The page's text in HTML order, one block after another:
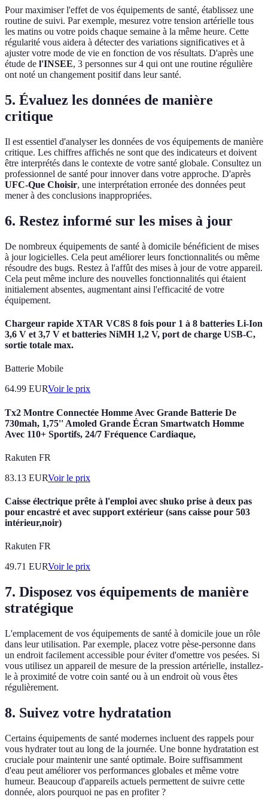
Pour maximiser l'effet de vos équipements de santé, établissez une
routine de suivi. Par exemple, mesurez votre tension artérielle tous
les matins ou votre poids chaque semaine à la même heure. Cette
régularité vous aidera à détecter des variations significatives et à
ajuster votre mode de vie en fonction de vos résultats. D'après une
étude de l'INSEE, 3 personnes sur 4 qui ont une routine régulière
ont noté un changement positif dans leur santé.
5. Évaluez les données de manière
critique
Il est essentiel d'analyser les données de vos équipements de manière
critique. Les chiffres affichés ne sont que des indicateurs et doivent
être interprétés dans le contexte de votre santé globale. Consultez un
professionnel de santé pour innover dans votre approche. D'après
UFC-Que Choisir, une interprétation erronée des données peut
mener à des conclusions inappropriées.
6. Restez informé sur les mises à jour
De nombreux équipements de santé à domicile bénéficient de mises
à jour logicielles. Cela peut améliorer leurs fonctionnalités ou même
résoudre des bugs. Restez à l'affût des mises à jour de votre appareil.
Cela peut même inclure des nouvelles fonctionnalités qui étaient
initialement absentes, augmentant ainsi l'efficacité de votre
équipement.
Chargeur rapide XTAR VC8S 8 fois pour 1 à 8 batteries Li-Ion
3,6 V et 3,7 V et batteries NiMH 1,2 V, port de charge USB-C,
sortie totale max.
Batterie Mobile
64.99 EURVoir le prix
Tx2 Montre Connectée Homme Avec Grande Batterie De
730mah, 1,75'' Amoled Grande Écran Smartwatch Homme
Avec 110+ Sportifs, 24/7 Fréquence Cardiaque,
Rakuten FR
83.13 EURVoir le prix
Caisse électrique prête à l'emploi avec shuko prise à deux pas
pour encastré et avec support extérieur (sans caisse pour 503
intérieur,noir)
Rakuten FR
49.71 EURVoir le prix
7. Disposez vos équipements de manière
stratégique
L'emplacement de vos équipements de santé à domicile joue un rôle
dans leur utilisation. Par exemple, placez votre pèse-personne dans
un endroit facilement accessible pour éviter d'omettre vos pesées. Si
vous utilisez un appareil de mesure de la pression artérielle, installez-
le à proximité de votre coin santé ou à un endroit où vous êtes
régulièrement.
8. Suivez votre hydratation
Certains équipements de santé modernes incluent des rappels pour
vous hydrater tout au long de la journée. Une bonne hydratation est
cruciale pour maintenir une santé optimale. Boire suffisamment
d'eau peut améliorer vos performances globales et même votre
humeur. Beaucoup d'appareils actuels permettent de suivre cette
donnée, alors pourquoi ne pas en profiter ?